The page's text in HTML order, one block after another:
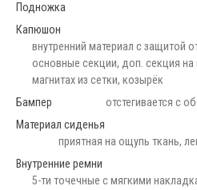
Подножка
Капюшон
внутренний материал с защитой
основные секции, доп. секция
магнитах из сетки, козырёк
Бампер
отстегивается с
Материал сиденья
приятная на ощупь ткань,
Внутренние ремни
5-ти точечные с мягкими